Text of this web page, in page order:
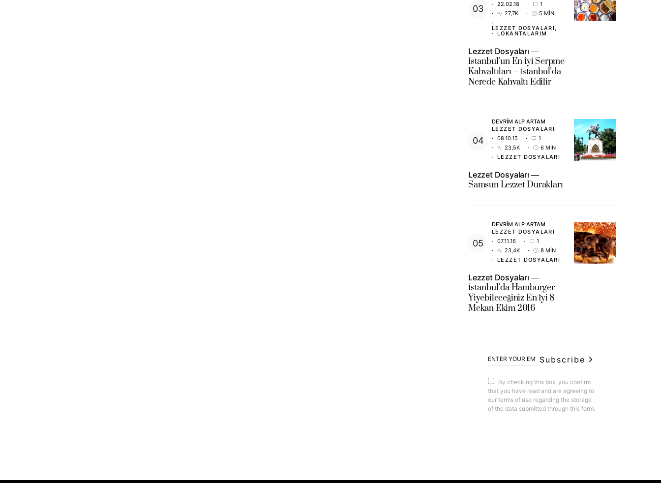
22.02.18
1
27,7K
5 MIN
LEZZET DOSYALARI
LOKANTALARIM
Lezzet Dosyaları
İstanbul’un En İyi Serpme
Kahvaltıları – İstanbul’da
Nerede Kahvaltı Edilir
DEVRIM ALP ARTAM
LEZZET DOSYALARI
08.10.15
1
23,5K
6 MIN
LEZZET DOSYALARI
Lezzet Dosyaları
Samsun Lezzet Durakları
DEVRIM ALP ARTAM
LEZZET DOSYALARI
07.11.16
1
23,4K
8 MIN
LEZZET DOSYALARI
Lezzet Dosyaları
İstanbul’da Hamburger
Yiyebileceğiniz En İyi 8
Mekan Ekim 2016
Subscribe
By checking this box, you confirm
that you have read and are agreeing to
our terms of use regarding the storage
of the data submitted through this form.